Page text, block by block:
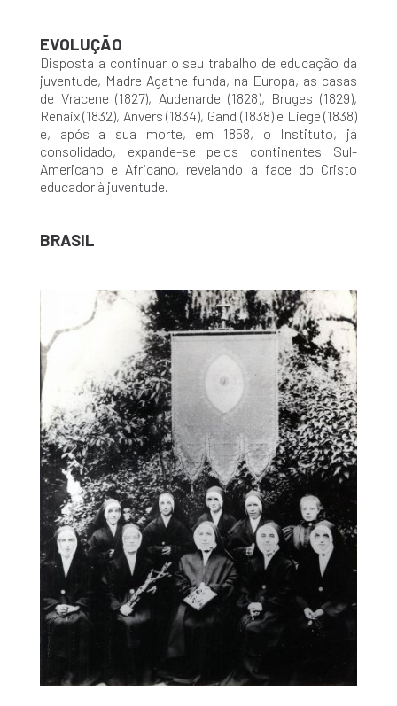
EVOLUÇÃO
Disposta a continuar o seu trabalho de educação da
juventude, Madre Agathe funda, na Europa, as casas
de Vracene (1827), Audenarde (1828), Bruges (1829),
Renaix (1832), Anvers (1834), Gand (1838) e Liege (1838)
e, após a sua morte, em 1858, o Instituto, já
consolidado, expande-se pelos continentes Sul-
Americano e Africano, revelando a face do Cristo
educador à juventude.
BRASIL